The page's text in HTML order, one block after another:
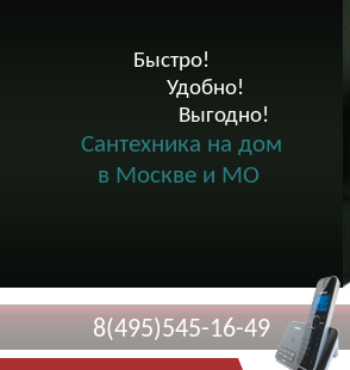
Быстро!
              Удобно!
                      Выгодно!
Сантехника на дом
в Москве и МО
8(495)545-16-49